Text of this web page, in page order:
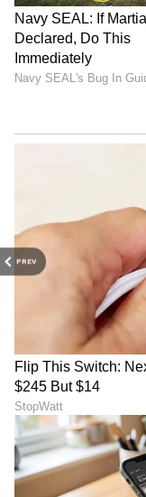
PREV